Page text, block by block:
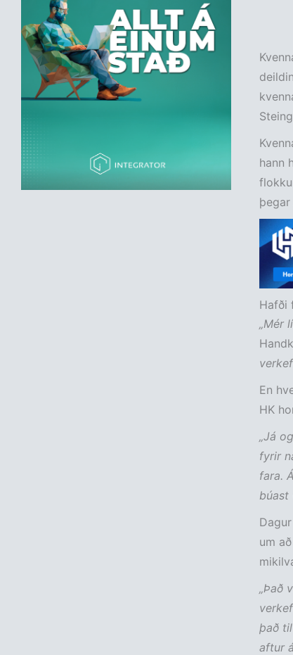
hann
þegar
Hafði
„Mér
En
HK
„Já
fyrir
fara.
búast
um
„Það
það
aftur